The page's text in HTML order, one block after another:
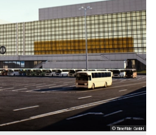
© TimeRide GmbH